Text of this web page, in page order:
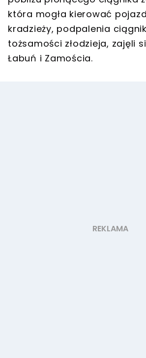
która mogła kierować
kradzieży, podpalenia
tożsamości złodzieja, zajęli
Łabuń i Zamościa.